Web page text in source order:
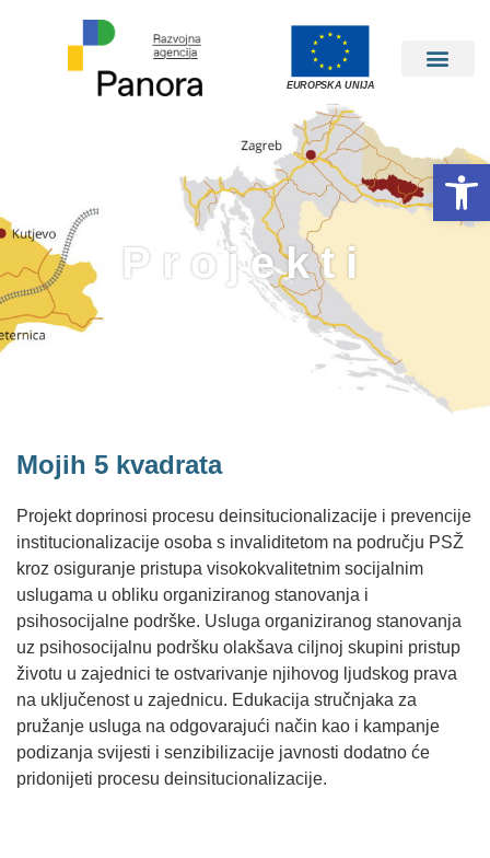
EUROPSKA UNIJA
Projekti
Mojih 5 kvadrata
Projekt doprinosi procesu deinsitucionalizacije i prevencije
institucionalizacije osoba s invaliditetom na području PSŽ
kroz osiguranje pristupa visokokvalitetnim socijalnim
uslugama u obliku organiziranog stanovanja i
psihosocijalne podrške. Usluga organiziranog stanovanja
uz psihosocijalnu podršku olakšava ciljnoj skupini pristup
životu u zajednici te ostvarivanje njihovog ljudskog prava
na uključenost u zajednicu. Edukacija stručnjaka za
pružanje usluga na odgovarajući način kao i kampanje
podizanja svijesti i senzibilizacije javnosti dodatno će
pridonijeti procesu deinsitucionalizacije.